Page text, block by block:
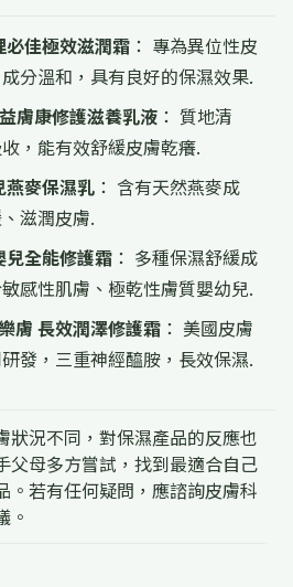
必佳極效滋潤霜 ： 專為異位性皮
分溫和，具有良好的保濕效果.
膚康修護滋養乳液 ： 質地清
，能有效舒緩皮膚乾癢.
燕麥保濕乳 ： 含有天然燕麥成
滋潤皮膚.
兒全能修護霜 ： 多種保濕舒緩成
感性肌膚、極乾性膚質嬰幼兒.
膚 長效潤澤修護霜 ： 美國皮膚
發，三重神經醯胺，長效保濕.
狀況不同，對保濕產品的反應也
父母多方嘗試，找到最適合自己
。若有任何疑問，應諮詢皮膚科
。